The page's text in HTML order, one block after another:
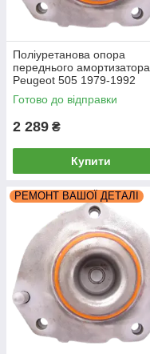
Поліуретанова опора
переднього амортизатора
Peugeot 505 1979-1992
Права
Готово до відправки
2 289 ₴
Купити
РЕМОНТ ВАШОЇ ДЕТАЛІ